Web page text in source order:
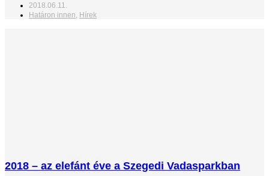
2018.06.11.
Határon innen Hírek
2018 – az elefánt éve a Szegedi Vadasparkban